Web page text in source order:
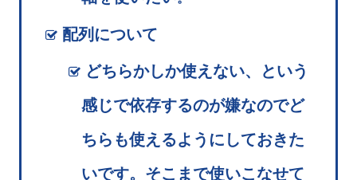
配列について
どちらかしか使えない、という
感じで依存するのが嫌なのでど
ちらも使えるようにしておきた
いです。そこまで使いこなせて